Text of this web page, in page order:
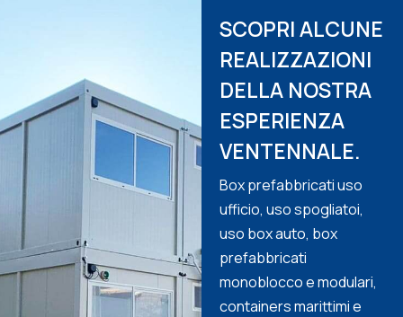
SCOPRI ALCUNE
REALIZZAZIONI
DELLA NOSTRA
ESPERIENZA
VENTENNALE.
Box prefabbricati uso
ufficio, uso spogliatoi,
uso box auto, box
prefabbricati
monoblocco e modulari,
containers marittimi e